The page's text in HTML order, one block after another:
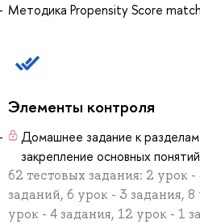
Методика Propensity Score
Элементы контроля
Домашнее задание к
закрепление основных
62 тестовых задания: 2 урок
заданий, 6 урок - 3 задания,
урок - 4 задания, 12 урок - 1